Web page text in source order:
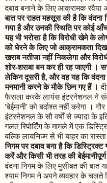
दबाव बनाने के लिए आक्रामक रवैया
बात पर राहत महसूस की है कि वंदना
गया है और उनकी स्थिति पर कोई
यह भी भरोसा है कि विरोधी खेमे के
को घेरने के लिए जो आक्रामकता
खराब नतीजा नहीं निकलेगा और
शोर-शराबा बन कर ही रह जाएगी
लेकिन दूसरी है, और वह यह कि
मनमानी करने के मौके छिन गए हैं ।
फैसला करके लायंस इंटरनेशनल ने
'बेईमानी' को बर्दाश्त नहीं करेगा ।
इंटरनेशनल के सौ वर्षों से ज्यादा के
गलत रिपोर्टिंग के मामले में एक
बल्कि लायनिज्म से भी बाहर का
निगम पर दबाव बना है कि
करें और किसी भी तरह की
वंदना निगम के लिए मुसीबत की बात
श्याम निगम ने अपने व्यवहार के